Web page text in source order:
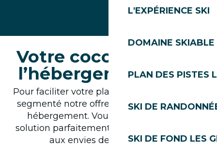
L'EXPÉRIENCE SKI
DOMAINE SKIABLE
PLAN DES PISTES
SKI DE
SKI DE FOND LES
Votre cocon : Choisir
l’hébergement idéal
Pour faciliter votre planification, nous avons
segmenté notre offre comme notre cocon
hébergement. Vous trouverez ainsi la
solution parfaitement adaptée à la taille et
aux envies de votre famille.